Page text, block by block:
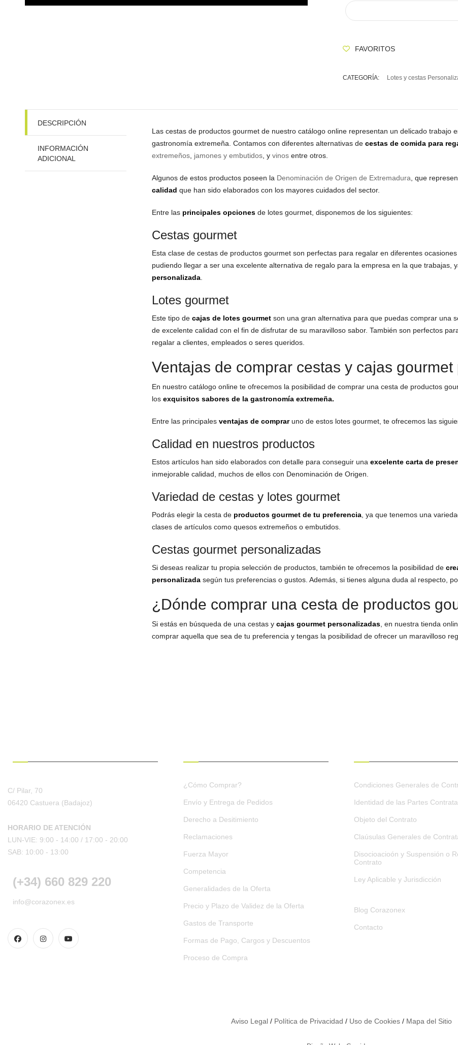
FAVORITOS
CATEGORÍA: Lotes y cestas
DESCRIPCIÓN
INFORMACIÓN
ADICIONAL
Las cestas de productos gourmet de nuestro catálogo online representan un delicado trabajo
gastronomía extremeña. Contamos con diferentes alternativas de cestas de comida para
extremeños, jamones y embutidos, y vinosentre otros.
Algunos de estos productos poseen la Denominación de Origen de Extremadura , que
calidad que han sido elaborados con los mayores cuidados del sector.
Entre las principales opcionesde lotes gourmet, disponemos de los siguientes:
Cestas gourmet
Esta clase de cestas de productos gourmet son perfectas para regalar en diferentes
pudiendo llegar a ser una excelente alternativa de regalo para la empresa en la que trabajas,
personalizada.
Lotes gourmet
Este tipo de cajas de lotes gourmetson una gran alternativa para que puedas comprar una
de excelente calidad con el fin de disfrutar de su maravilloso sabor. También son perfectos
regalar a clientes, empleados o seres queridos.
Ventajas de comprar cestas y cajas
En nuestro catálogo online te ofrecemos la posibilidad de comprar una cesta de productos
losexquisitos sabores de la gastronomía extremeña.
Entre las principales ventajas de compraruno de estos lotes gourmet, te ofrecemos las
Calidad en nuestros productos
Estos artículos han sido elaborados con detalle para conseguir una excelente carta de
inmejorable calidad, muchos de ellos con Denominación de Origen.
Variedad de cestas y lotes gourmet
Podrás elegir la cesta de productos gourmet de tu preferencia, ya que tenemos una
clases de artículos como quesos extremeños o embutidos.
Cestas gourmet personalizadas
Si deseas realizar tu propia selección de productos, también te ofrecemos la posibilidad de
personalizadasegún tus preferencias o gustos. Además, si tienes alguna duda al respecto,
¿Dónde comprar una cesta de productos
Si estás en búsqueda de una cestas y cajas gourmet personalizadas, en nuestra tienda
comprar aquella que sea de tu preferencia y tengas la posibilidad de ofrecer un maravilloso
C/ Pilar, 70
06420 Castuera (Badajoz)
HORARIO DE ATENCIÓN
LUN-VIE: 9:00 - 14:00 / 17:00 - 20:00
SAB: 10:00 - 13:00
(+34) 660 829 220
info@corazonex.es
¿Cómo Comprar?
Envío y Entrega de Pedidos
Derecho a Desitimiento
Reclamaciones
Fuerza Mayor
Competencia
Generalidades de la Oferta
Precio y Plazo de Validez de la Oferta
Gastos de Transporte
Formas de Pago, Cargos y Descuentos
Proceso de Compra
Condiciones Generales de
Identidad de las Partes
Objeto del Contrato
Claúsulas Generales de
Disocioacioón y Suspensión o
Contrato
Ley Aplicable y Jurisdicción
Blog Corazonex
Contacto
Aviso Legal/ Política de Privacidad / Uso de Cookies/ Mapa del Sitio